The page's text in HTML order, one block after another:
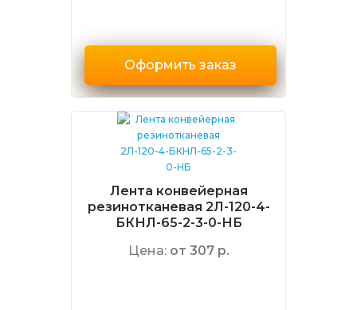
Оформить заказ
Лента конвейерная
резинотканевая 2Л-120-4-
БКНЛ-65-2-3-0-НБ
Цена: от 307 р.